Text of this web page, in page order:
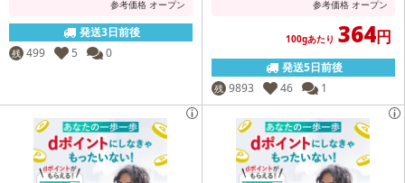
参考価格 オープン
発送3日前後
残 499 5 0
参考価格 オープン
100gあたり 364円
発送5日前後
残 9893 46 1